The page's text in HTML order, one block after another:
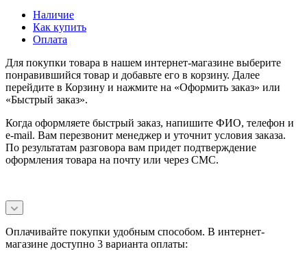
Наличие
Как купить
Оплата
Для покупки товара в нашем интернет-магазине выберите
понравившийся товар и добавьте его в корзину. Далее
перейдите в Корзину и нажмите на «Оформить заказ» или
«Быстрый заказ».
Когда оформляете быстрый заказ, напишите ФИО, телефон и
e-mail. Вам перезвонит менеджер и уточнит условия заказа.
По результатам разговора вам придет подтверждение
оформления товара на почту или через СМС.
Оплачивайте покупки удобным способом. В интернет-
магазине доступно 3 варианта оплаты: